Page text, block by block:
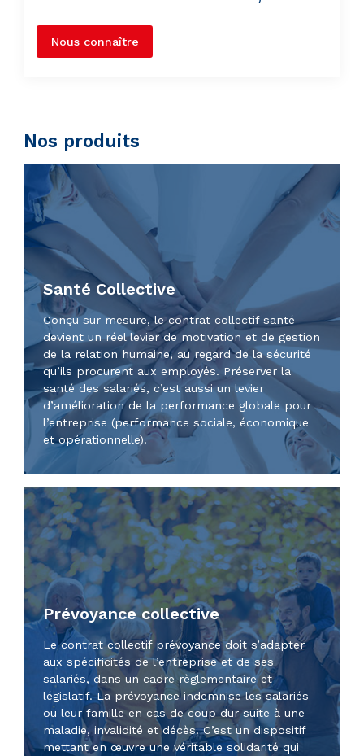
Nous connaître
Nos produits
Santé Collective
Conçu sur mesure, le contrat collectif santé
devient un réel levier de motivation et de gestion
de la relation humaine, au regard de la sécurité
qu’ils procurent aux employés. Préserver la
santé des salariés, c’est aussi un levier
d’amélioration de la performance globale pour
l’entreprise (performance sociale, économique
et opérationnelle).
Prévoyance collective
Le contrat collectif prévoyance doit s’adapter
aux spécificités de l’entreprise et de ses
salariés, dans un cadre règlementaire et
législatif. La prévoyance indemnise les salariés
ou leur famille en cas de coup dur suite à une
maladie, invalidité et décès. C’est un dispositif
mettant en œuvre une véritable solidarité qui